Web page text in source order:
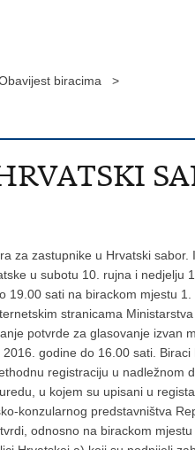
Obavijest biracima >
za zastupnike u Hrvatski sabor.
u subotu 10. rujna i nedjelju
sati na birackom mjestu 1.
stranicama
potvrde za glasovanje izvan
godine do 16.00 sati. Biraci
registraciju u nadležnom
u kojem su upisani u
konzularnog predstavništva
odnosno na birackom